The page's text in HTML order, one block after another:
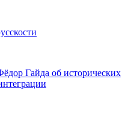
Гайда об исторических